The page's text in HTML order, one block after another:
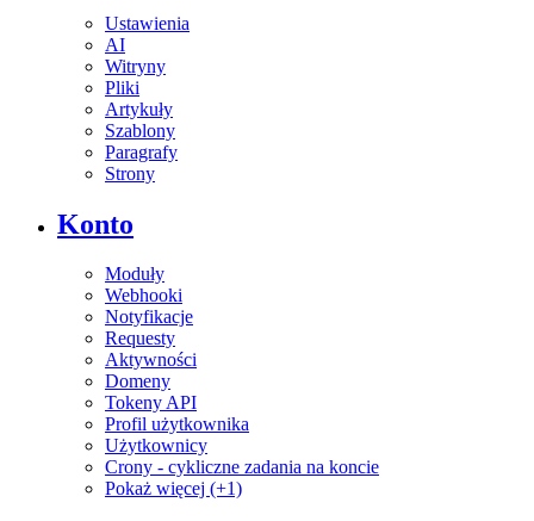
Ustawienia
AI
Witryny
Pliki
Artykuły
Szablony
Paragrafy
Strony
Konto
Moduły
Webhooki
Notyfikacje
Requesty
Aktywności
Domeny
Tokeny API
Profil użytkownika
Użytkownicy
Crony - cykliczne zadania na koncie
Pokaż więcej (+1)